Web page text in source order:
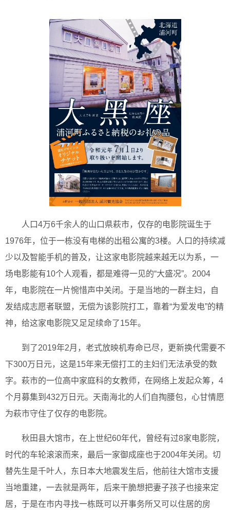
人口4万6千余人的山口県萩市，仅存的电影院诞生于
1976年，位于一栋没有电梯的出租公寓的3楼。人口的持续减
少以及智能手机的普及，让这家电影院越来越无以为系，一
场电影能有10个人观看，都是难得一见的“大盛况”。2004
年，电影院在一片惋惜声中关闭。于是当地的一群主妇，自
发结成志愿者联盟，无偿为该影院打工，靠着“为爱发电”的精
神，给这家电影院又足足续命了15年。
到了2019年2月，老式放映机寿命已尽，更新换代需要不
下300万日元，这是15年来无偿打工的主妇们无法承受的数
字。萩市的一位高中家庭科的女教师，在网络上发起众筹，4
个月募集到432万日元。天南海北的人们自掏腰包，心甘情愿
为萩市守住了仅存的电影院。
秋田县大馆市，在上世纪60年代，曾经有过8家电影院，
时代的车轮滚滚而来，最后一家御成座也于2004年关闭。切
替先生是千叶人，东日本大地震发生后，他前往大馆市支援
当地重建，一去就是两年，后来干脆想把妻子孩子也接来定
居，于是在市内寻找一栋既可以开事务所又可以住居的房